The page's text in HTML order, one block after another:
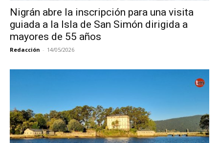
Nigrán abre la inscripción para una visita
guiada a la Isla de San Simón dirigida a
mayores de 55 años
Redacción - 14/05/2026